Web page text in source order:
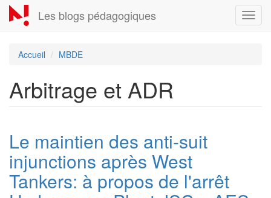
Aller
au
contenu
Les blogs pédagogiques
Accueil MBDE
Arbitrage et ADR
Le maintien des anti-suit
injunctions après West
Tankers: à propos de l'arrêt